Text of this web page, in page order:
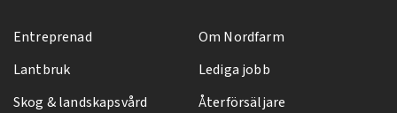
Entreprenad
Lantbruk
Skog & landskapsvård
Om Nordfarm
Lediga jobb
Återförsäljare